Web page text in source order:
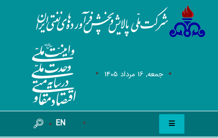
جمعه, 16 مرداد 1405
EN